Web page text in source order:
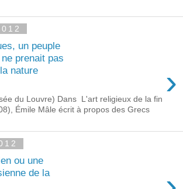
un peuple
prenait pas
nature
›
du Louvre) Dans L'art religieux de la fin
Émile Mâle écrit à propos des Grecs
ou une
de la